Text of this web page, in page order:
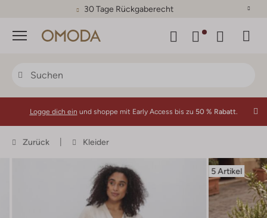
30 Tage Rückgaberecht
Menü
Logge dich ein und shoppe mit Early Access bis zu 50 % Rabatt.
Zurück Kleider
5 Artikel